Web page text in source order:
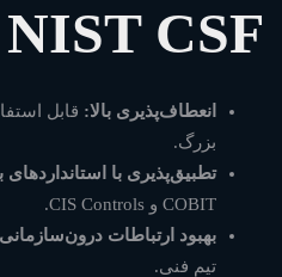
NIST CSF
انعطاف‌پذیری بالا: قابل
بزرگ.
تطبیق‌پذیری با استانداردهای
COBIT و CIS Controls.
بهبود ارتباطات
تیم فنی.